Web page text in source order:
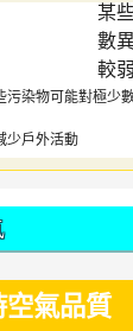
污染物可能對極少
少戶外活動
空氣品質